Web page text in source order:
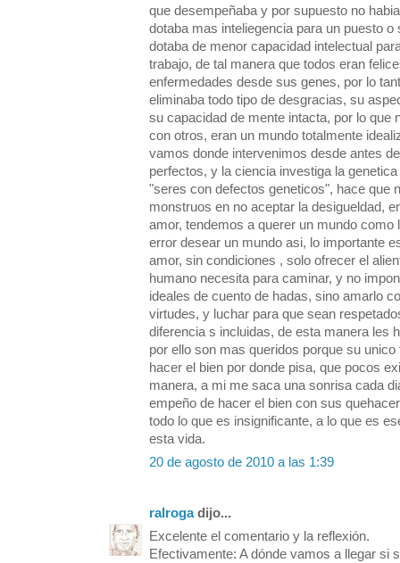
que desempeñaba y por supuesto no
dotaba mas inteliegencia para un puesto
dotaba de menor capacidad intelectual
trabajo, de tal manera que todos eran
enfermedades desde sus genes, por lo
eliminaba todo tipo de desgracias, su
su capacidad de mente intacta, por lo que
con otros, eran un mundo totalmente
vamos donde intervenimos desde antes
perfectos, y la ciencia investiga la
"seres con defectos geneticos", hace que
monstruos en no aceptar la desigueldad,
amor, tendemos a querer un mundo
error desear un mundo asi, lo importante
amor, sin condiciones , solo ofrecer el
humano necesita para caminar, y no
ideales de cuento de hadas, sino amarlo
virtudes, y luchar para que sean
diferencia s incluidas, de esta manera les
por ello son mas queridos porque su
hacer el bien por donde pisa, que pocos
manera, a mi me saca una sonrisa cada
empeño de hacer el bien con sus
todo lo que es insignificante, a lo que es
esta vida.
20 de agosto de 2010 a las 1:39
ralrogadijo...
Excelente el comentario y la reflexión.
Efectivamente: A dónde vamos a llegar si